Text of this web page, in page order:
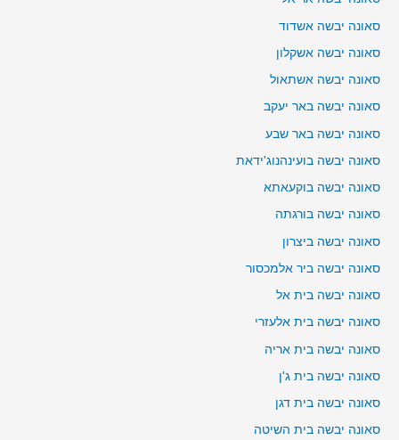
סאונה יבשה אשדוד
סאונה יבשה אשקלון
סאונה יבשה אשתאול
סאונה יבשה באר יעקב
סאונה יבשה באר שבע
סאונה יבשה בועינהנוג'ידאת
סאונה יבשה בוקעאתא
סאונה יבשה בורגתה
סאונה יבשה ביצרון
סאונה יבשה ביר אלמכסור
סאונה יבשה בית אל
סאונה יבשה בית אלעזרי
סאונה יבשה בית אריה
סאונה יבשה בית ג'ן
סאונה יבשה בית דגן
סאונה יבשה בית השיטה